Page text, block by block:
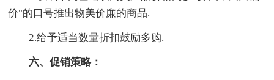
价"的口号推出物美价廉的商品.
2.给予适当数量折扣鼓励多购.
六、促销策略：